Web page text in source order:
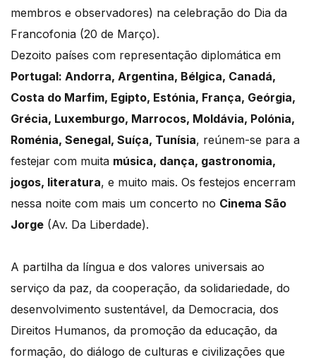
membros e observadores) na celebração do Dia da
Francofonia (20 de Março).
Dezoito países com representação diplomática em
Portugal: Andorra, Argentina, Bélgica, Canadá,
Costa do Marfim, Egipto, Estónia, França, Geórgia,
Grécia, Luxemburgo, Marrocos, Moldávia, Polónia,
Roménia, Senegal, Suíça, Tunísia, reúnem-se para a
festejar com muita música, dança, gastronomia,
jogos, literatura, e muito mais. Os festejos encerram
nessa noite com mais um concerto no Cinema São
Jorge (Av. Da Liberdade).
A partilha da língua e dos valores universais ao
serviço da paz, da cooperação, da solidariedade, do
desenvolvimento sustentável, da Democracia, dos
Direitos Humanos, da promoção da educação, da
formação, do diálogo de culturas e civilizações que